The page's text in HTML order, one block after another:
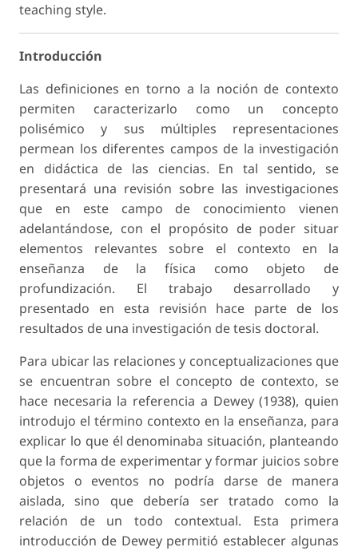
teaching style.
Introducción
Las definiciones en torno a la noción de contexto
permiten caracterizarlo como un concepto
polisémico y sus múltiples representaciones
permean los diferentes campos de la investigación
en didáctica de las ciencias. En tal sentido, se
presentará una revisión sobre las investigaciones
que en este campo de conocimiento vienen
adelantándose, con el propósito de poder situar
elementos relevantes sobre el contexto en la
enseñanza de la física como objeto de
profundización. El trabajo desarrollado y
presentado en esta revisión hace parte de los
resultados de una investigación de tesis doctoral.
Para ubicar las relaciones y conceptualizaciones que
se encuentran sobre el concepto de contexto, se
hace necesaria la referencia a Dewey (1938), quien
introdujo el término contexto en la enseñanza, para
explicar lo que él denominaba situación, planteando
que la forma de experimentar y formar juicios sobre
objetos o eventos no podría darse de manera
aislada, sino que debería ser tratado como la
relación de un todo contextual. Esta primera
introducción de Dewey permitió establecer algunas